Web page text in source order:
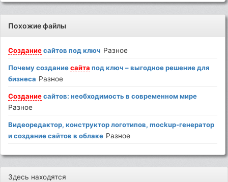
Похожие файлы
Созданиесайтов под ключ Разное
Почему созданиесайта под ключ – выгодное решение для
бизнеса Разное
Созданиесайтов: необходимость в современном мире
Разное
Видеоредактор, конструктор логотипов, mockup-генератор
и создание сайтов в облаке Разное
Здесь находятся